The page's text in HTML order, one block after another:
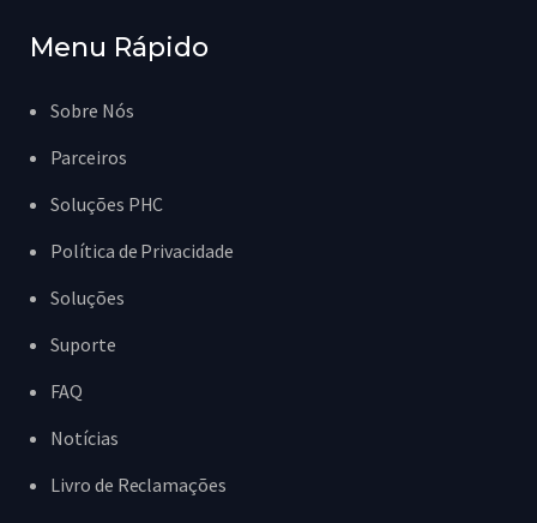
Menu Rápido
Sobre Nós
Parceiros
Soluções PHC
Política de Privacidade
Soluções
Suporte
FAQ
Notícias
Livro de Reclamações